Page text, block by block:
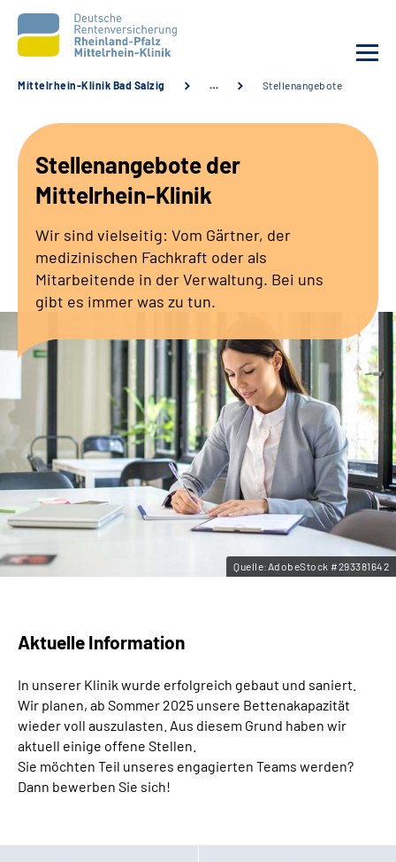
Unsere Angebote
Karriere
Zuweisende &
Leichte Sprache
Gebärdensprache
Mittelrhein-Klinik Bad Salzig … Stellenangebote
Stellenangebote der
Mittelrhein-Klinik
Wir sind vielseitig: Vom Gärtner, der
medizinischen Fachkraft oder als
Mitarbeitende in der Verwaltung. Bei uns
gibt es immer was zu tun.
Quelle:AdobeStock #293381642
Aktuelle Information
In unserer Klinik wurde erfolgreich gebaut und saniert.
Wir planen, ab Sommer 2025 unsere Bettenakapazität
wieder voll auszulasten. Aus diesem Grund haben wir
aktuell einige offene Stellen.
Sie möchten Teil unseres engagierten Teams werden?
Dann bewerben Sie sich!